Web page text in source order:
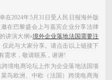
在2024年5月31日受人民日报海外版
在巴黎盛会上与嘉宾企业分享法律
讲演大纲«境外企业落地法国需要注
仅此与大家分享。请点击以上链接下
需求，敬请联系，谢谢!
境电商论坛上作为企业落地法国项
鸟欧洲、中欧（法国）跨境电商海